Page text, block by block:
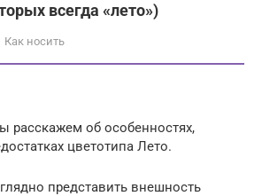
всегда «лето»)
Как носить
расскажем об особенностях,
цветотипа Лето.
представить внешность